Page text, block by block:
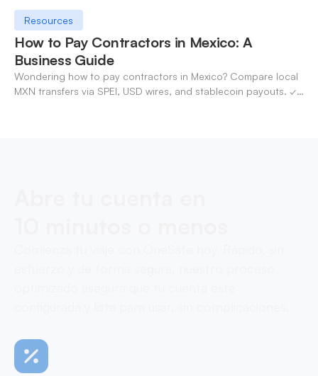
Resources
How to Pay Contractors in Mexico: A
Business Guide
Wondering how to pay contractors in Mexico? Compare local
MXN transfers via SPEI, USD wires, and stablecoin payouts. ✓